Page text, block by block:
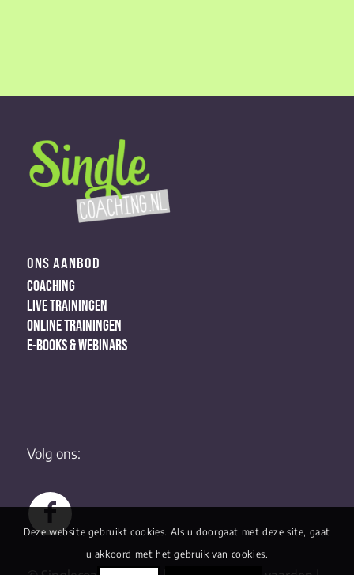
ONS AANBOD
COACHING
LIVE TRAININGEN
ONLINE TRAININGEN
E-BOOKS & WEBINARS
Volg ons:
Deze website gebruikt cookies. Als u doorgaat met deze site, gaat
u akkoord met het gebruik van cookies.